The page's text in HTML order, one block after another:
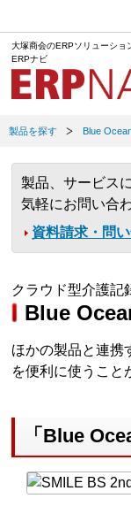
大塚商会のERPソリューショ
ERPナビ
製品を探す Blue
製品、サービス
気軽にお問い合
資料請求・問
クラウド型介護記
Blue
ほかの製品と連携
を便利に使うこと
「Blue